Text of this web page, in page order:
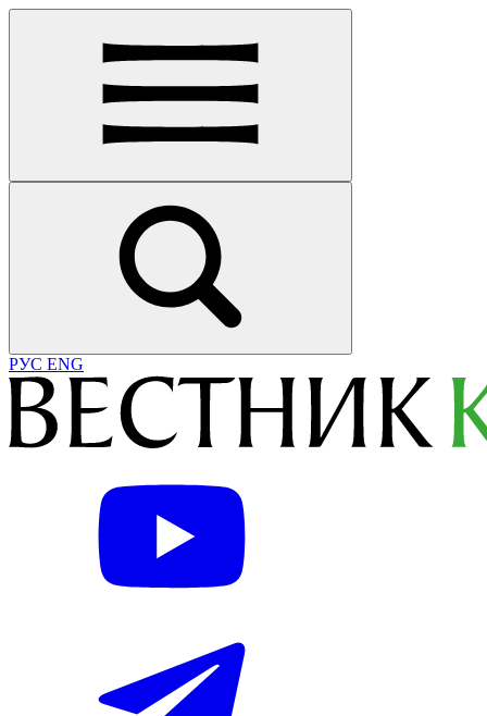
РУС ENG